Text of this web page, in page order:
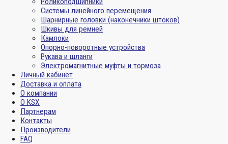
Системы линейного перемещения
Шарнирные головки (наконечники штоков)
Шкивы для ремней
Камлоки
Опорно-поворотные устройства
Рукава и шланги
Электромагнитные муфты и тормоза
Личный кабинет
Доставка и оплата
О компании
О KSX
Партнерам
Контакты
Производители
FAQ